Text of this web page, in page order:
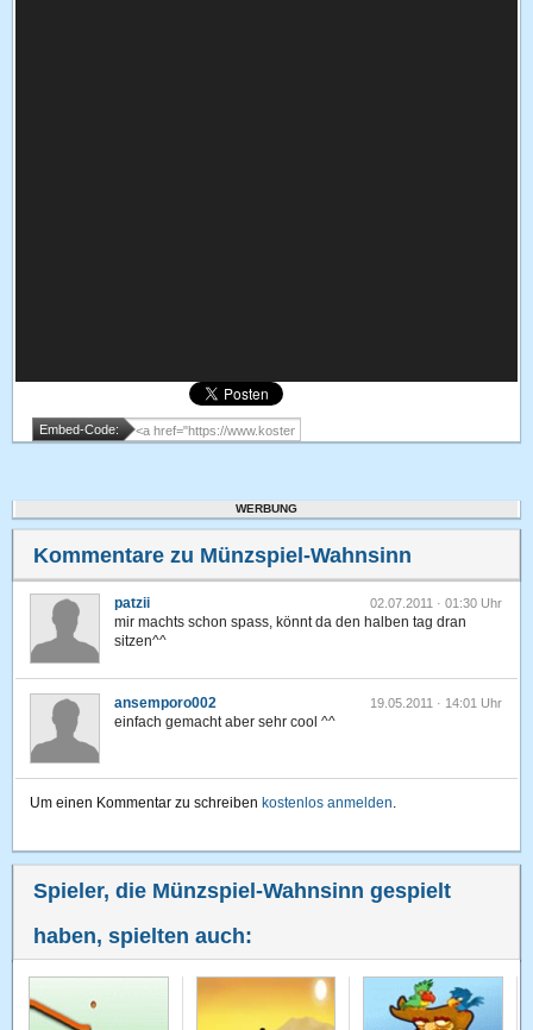
Embed-Code:
WERBUNG
Kommentare zu Münzspiel-Wahnsinn
patzii 02.07.2011 · 01:30 Uhr
mir machts schon spass, könnt da den halben tag dran
sitzen^^
ansemporo002 19.05.2011 · 14:01 Uhr
einfach gemacht aber sehr cool ^^
Um einen Kommentar zu schreiben kostenlos anmelden.
Spieler, die Münzspiel-Wahnsinn gespielt
haben, spielten auch: